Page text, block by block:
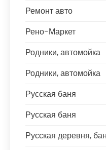
Ремонт авто
Рено-Маркет
Родники, автомойка
Родники, автомойка
Русская баня
Русская баня
Русская деревня,